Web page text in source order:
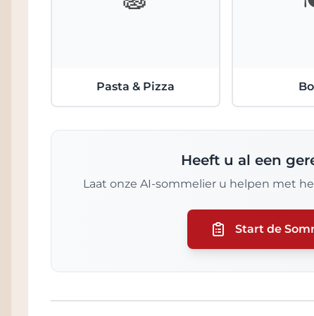
Pasta & Pizza
Heeft u al een
Laat onze AI-sommelier u helpen met
Start de